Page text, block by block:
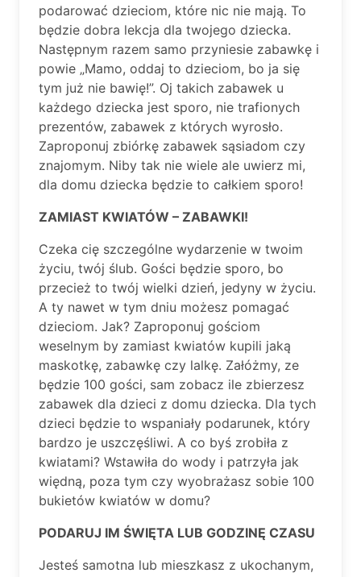
podarować dzieciom, które nic nie mają. To
będzie dobra lekcja dla twojego dziecka.
Następnym razem samo przyniesie zabawkę i
powie „Mamo, oddaj to dzieciom, bo ja się
tym już nie bawię!”. Oj takich zabawek u
każdego dziecka jest sporo, nie trafionych
prezentów, zabawek z których wyrosło.
Zaproponuj zbiórkę zabawek sąsiadom czy
znajomym. Niby tak nie wiele ale uwierz mi,
dla domu dziecka będzie to całkiem sporo!
ZAMIAST KWIATÓW – ZABAWKI!
Czeka cię szczególne wydarzenie w twoim
życiu, twój ślub. Gości będzie sporo, bo
przecież to twój wielki dzień, jedyny w życiu.
A ty nawet w tym dniu możesz pomagać
dzieciom. Jak? Zaproponuj gościom
weselnym by zamiast kwiatów kupili jaką
maskotkę, zabawkę czy lalkę. Załóżmy, ze
będzie 100 gości, sam zobacz ile zbierzesz
zabawek dla dzieci z domu dziecka. Dla tych
dzieci będzie to wspaniały podarunek, który
bardzo je uszczęśliwi. A co byś zrobiła z
kwiatami? Wstawiła do wody i patrzyła jak
więdną, poza tym czy wyobrażasz sobie 100
bukietów kwiatów w domu?
PODARUJ IM ŚWIĘTA LUB GODZINĘ CZASU
Jesteś samotna lub mieszkasz z ukochanym,